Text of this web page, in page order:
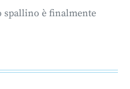
spallino è finalmente